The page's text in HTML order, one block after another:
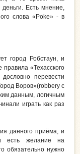
Есть мнение,
слова «Poke» - в
город Робстаун, и
«Техасского
перевести
Воров»(robbery с
данным, логичным
играть как раз
данного приёма, и
есть желание на
обязательно нужно